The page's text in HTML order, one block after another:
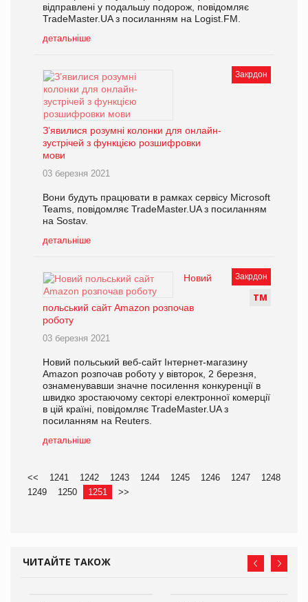
відправлені у подальшу подорож, повідомляє
TradeMaster.UA з посиланням на Logist.FM.
детальніше
Закрдон
З’явилися розумні колонки для онлайн-
зустрічей з функцією розшифровки
мови
03 березня 2021
Вони будуть працювати в рамках сервісу Microsoft
Teams, повідомляє TradeMaster.UA з посиланням
на Sostav.
детальніше
Закрдон
ТМ
Новий
польський сайт Amazon розпочав
роботу
03 березня 2021
Новий польський веб-сайт Інтернет-магазину
Amazon розпочав роботу у вівторок, 2 березня,
ознаменувавши значне посилення конкуренції в
швидко зростаючому секторі електронної комерції
в цій країні, повідомляє TradeMaster.UA з
посиланням на Reuters.
детальніше
<< 1241 1242 1243 1244 1245 1246 1247
1248
1249
1250 1251 >>
ЧИТАЙТЕ ТАКОЖ